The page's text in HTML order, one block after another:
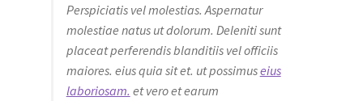
Perspiciatis vel molestias. Aspernatur
molestiae natus ut dolorum. Deleniti sunt
placeat perferendis blanditiis vel officiis
maiores. eius quia sit et. ut possimuseius
laboriosam. et vero et earum